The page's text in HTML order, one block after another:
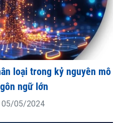
loại trong kỷ nguyên mô
ngữ lớn
05/05/2024